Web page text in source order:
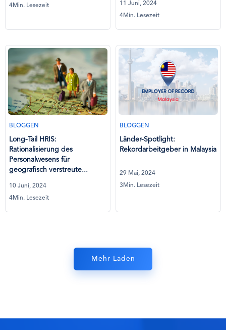
4Min. Lesezeit
11 Juni, 2024
4Min. Lesezeit
BLOGGEN
Long-Tail HRIS:
Rationalisierung des
Personalwesens für
geografisch verstreute...
10 Juni, 2024
4Min. Lesezeit
BLOGGEN
Länder-Spotlight:
Rekordarbeitgeber in Malaysia
29 Mai, 2024
3Min. Lesezeit
Mehr Laden